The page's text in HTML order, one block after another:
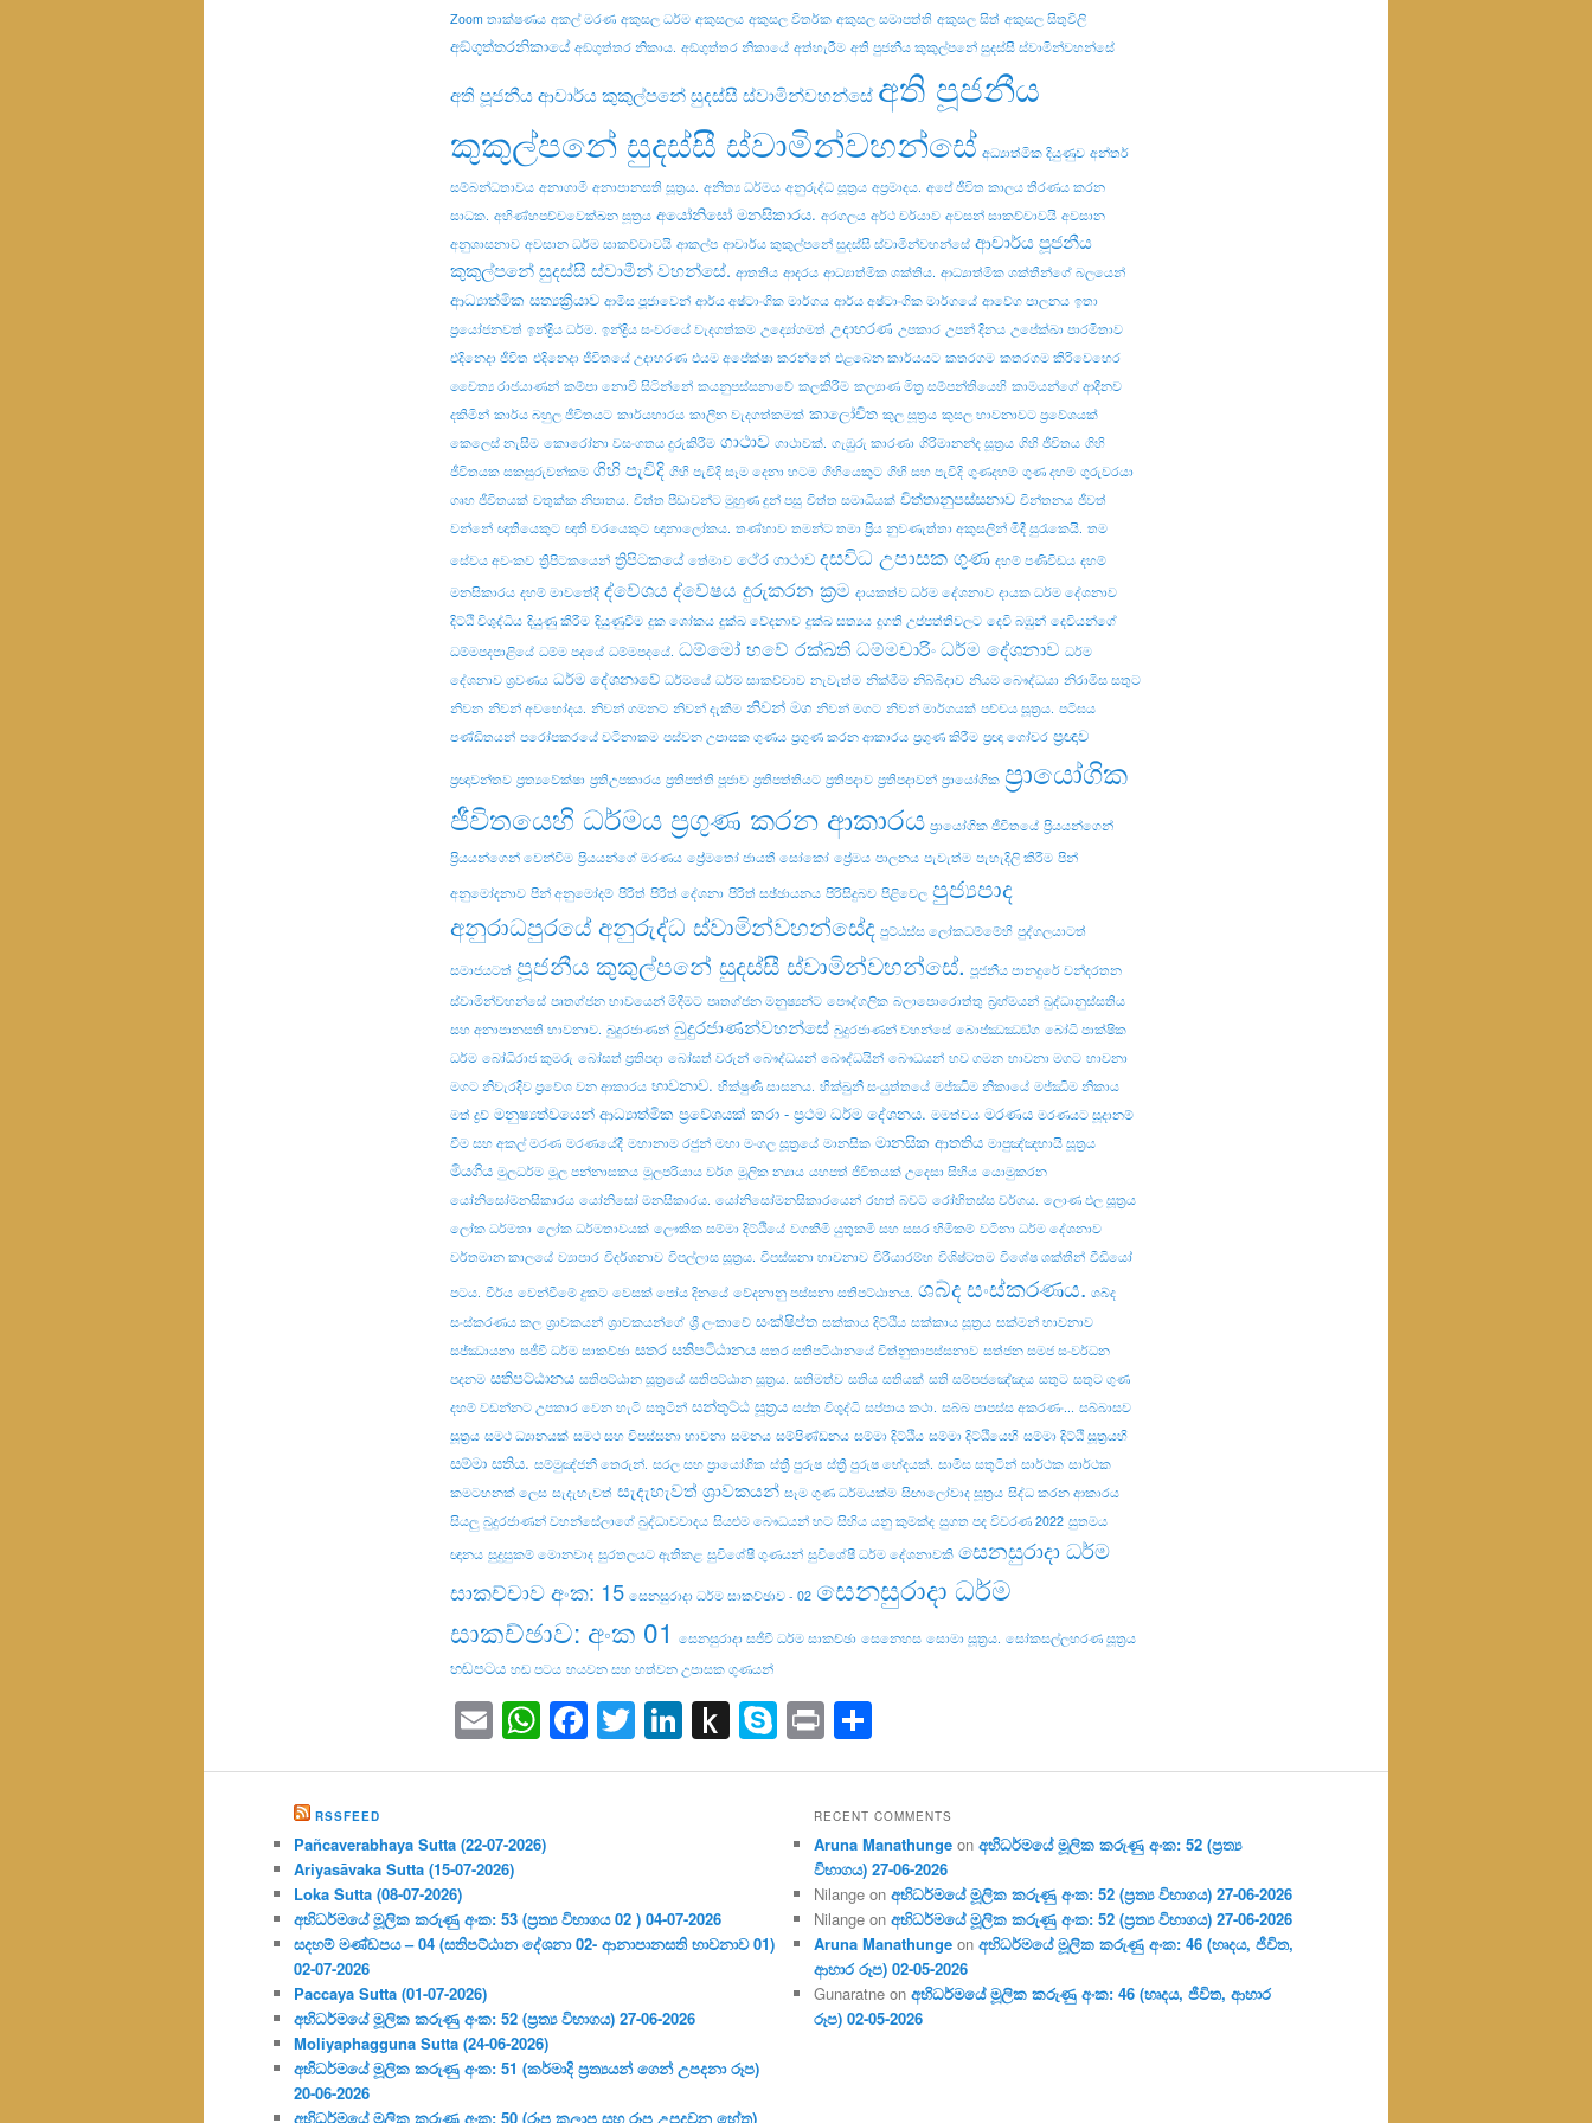
Zoom තාක්ෂණය අකල් මරණ අකුසල ධර්ම අකුසලය අකුසල විතර්ක අකුසල සමාපත්ති අකුසල සිත් අකුසල සිතුවිලි
අඞ්ගුත්තරනිකායේ අඞ්‌ගුත්‌තර නිකාය. අඞ්‌ගුත්‌තර නිකායේ අත්හැරීම අති පුජනීය කුකුල්පනේ සුදස්සී ස්වාමින්වහන්සේ
අති පූජනීය ආචාර්ය කුකුල්පනේ සුදස්සී ස්වාමින්වහන්සේ අති පූජනීය
කුකුල්පනේ සුදස්සී ස්වාමින්වහන්සේ අධ්‍යාත්මික දියුණුව අන්තර්
සම්බන්ධතාවය අනාගාමී අනාපානසති සූත්‍රය. අනිත්‍ය ධර්මය අනුරුද්ධ සූත්‍රය අප්‍රමාදය. අපේ ජීවිත කාලය තීරණය කරන
සාධක. අභිණ්හපච්චවෙක්ඛන සූත්‍රය අයෝනිසෝ මනසිකාරය. අරගලය අර්ථ චර්යාව අවසන් සාකච්චාවයි අවසාන
අනුශාසනාව අවසාන ධර්ම සාකච්චාවයි ආකල්ප ආචාර්ය කුකුල්පනේ සුදස්සී ස්වාමින්වහන්සේ ආචාර්ය පූජනීය
කුකුල්පනේ සුදස්සී ස්වාමීන් වහන්සේ. ආතතිය ආදරය ආධ්‍යාත්මික ශක්තිය. ආධ්‍යාත්මික ශක්තීන්ගේ බලයෙන්
ආධ්‍යාත්මික සත්‍යක්‍රියාව ආමිස පූජාවෙන් ආර්ය අෂ්ටාංගික මාර්ගය ආර්ය අෂ්ටාංගික මාර්ගයේ ආවේග පාලනය ඉතා
ප්‍රයෝජනවත් ඉන්ද්‍රිය ධර්ම. ඉන්ද්‍රිය සංවරයේ වැදගත්කම උද්‍යෝගමත් උදාහරණ උපකාර උපන් දිනය උපේක්ඛා පාරමිතාව
එදිනෙදා ජීවිත එදිනෙදා ජීවිතයේ උදාහරණ එයම අපේක්ෂා කරන්නේ එළබෙන කාර්යයට කතරගම කතරගම කිරිවෙහෙර
චෛත්‍ය රාජයාණන් කම්පා නොවී සිටින්නේ කයනුපස්සනාවේ කලකිරීම කල්‍යාණ මිත්‍ර සම්පන්තියෙහි කාමයන්ගේ ආදීනව
දකිමින් කාර්ය බහුල ජීවිතයට කාර්යභාරය කාලීන වැදගත්කමක් කාලෝචිත කුල සූත්‍රය කුසල භාවනාවට ප්‍රවේශයක්
කෙලෙස් නැසීම කොරෝනා වසංගතය දුරුකිරීම ගාථාව ගාථාවක්. ගැඹුරු කාරණා ගිරිමානන්ද සූත්‍රය ගිහි ජීවිතය ගිහි
ජීවිතයක සකසුරුවන්කම ගිහි පැවිදි ගිහි පැවිදි සෑම දෙනා හටම ගිහියෙකුට ගිහි සහ පැවිදි ගුණදහම් ගුණ දහම් ගුරුවරයා
ගෘහ ජීවිතයක් චතුක්ක නිපාතය. චිත්ත පීඩාවන්ට මුහුණ දුන් පසු චිත්ත සමාධියක් චිත්තානුපස්සනාව චින්තනය ජීවත්
වන්නේ ඥාතියෙකුට ඥාති වරයෙකුට ඥානාලෝකය. තණ්හාව තමන්ට තමා ප්‍රිය නුවණැත්තා අකුසලින් මිදී සුරැකෙයි. තම
සේවය අවංකව ත්‍රිපිටකයෙන් ත්‍රිපිටකයේ තේමාව ථේර ගාථාව දසවිධ උපාසක ගුණ දහම් පණිවිඩය දහම්
මනසිකාරය දහම් මාවතේදී ද්වේශය ද්වේෂය දුරුකරන ක්‍රම දායකත්ව ධර්ම දේශනාව දායක ධර්ම දේශනාව
දිට්ඨි විශුද්ධිය දියුණු කිරීම දියුණුවීම දුක ශෝකය දුක්ඛ වේදනාව දුක්ඛ සත්‍යය දුගති උප්පත්තිවලට දෙවි බඹුන් දෙවියන්ගේ
ධම්මපදපාළියේ ධම්ම පදයේ ධම්මපදයේ. ධම්මෝ හවේ රක්ඛති ධම්මචාරිංධර්ම දේශනාව ධර්ම
දේශනාව ශ්‍රවණය ධර්ම දේශනාවේ ධර්මයේ ධර්ම සාකච්චාව නැවැත්ම නික්මීම නිබ්බිදාව නියම බෞද්ධයා නිරාමිස සතුට
නිවන නිවන් අවභෝදය. නිවන් ගමනට නිවන් දැකීම නිවන් මග නිවන් මගට නිවන් මාර්ගයක් පච්‌චය සූත්‍රය. පටිඝය
පණ්ඩිතයන් පරෝපකරයේ වටිනාකම පස්වන උපාසක ගුණය ප්‍රගුණ කරන ආකාරය ප්‍රගුණ කිරීම ප්‍රඥා ගෝචර ප්‍රඥාව
ප්‍රඥාවන්තව ප්‍රත්‍යවේක්ෂා ප්‍රතිඋපකාරය ප්‍රතිපත්ති පූජාව ප්‍රතිපත්තියට ප්‍රතිපදාව ප්‍රතිපදාවන් ප්‍රායෝගික ප්‍රායෝගික
ජීවිතයෙහි ධර්මය ප්‍රගුණ කරන ආකාරය ප්‍රායෝගික ජීවිතයේ ප්‍රියයන්ගෙන්
ප්‍රියයන්ගෙන් වෙන්වීම ප්‍රියයන්ගේ මරණය ප්‍රේමතෝ ජායතී සෝකෝ ප්‍රේමය පාලනය පැවැත්ම පැහැදිලි කිරීම පින්
අනුමෝදනාව පින් අනුමෝදම් පිරිත් පිරිත් දේශනා පිරිත් සඡ්ඡායනය පිරිසිදුබව පිළිවෙල පුජ්‍යපාද
අනුරාධපුරයේ අනුරුද්ධ ස්වාමින්වහන්සේද පුට්ඨස්ස ලෝකධම්මේහි පුද්ගලයාටත්
සමාජයටත් පූජනීය කුකුල්පනේ සුදස්සී ස්වාමින්වහන්සේ. පූජනීය පානදුරේ චන්දරතන
ස්වාමින්වහන්සේ පෘතග්ජන භාවයෙන් මිදීමට පෘතග්ජන මනුෂ්‍යන්ට පෞද්ගලික බලාපොරොත්තු බ්‍රහ්මයන් බුද්ධානුස්සතිය
සහ අනාපානසති භාවනාව. බුදුරජාණන් බුදුරජාණන්වහන්සේ බුදුරජාණන් වහන්සේ බොජ‍්ඣඣඞ‍්ග බෝධි පාක්ෂික
ධර්ම බෝධිරාජ කුමරු බෝසත් ප්‍රතිපදා බෝසත් වරුන් බෞද්ධයන් බෞද්ධයින් බෞධයන් භව ගමන භාවනා මගට භාවනා
මගට නිවැරදිව ප්‍රවේශ වන ආකාරය භාවනාව. භික්ෂුණී සාසනය. භික්‌ඛුනී සංයුත්‌තයේ මජ්ඣිම නිකායේ මජ්‌ඣිම නිකාය
මත් ද්‍රව්‍ මනුෂ්‍යත්වයෙන් ආධ්‍යාත්මික ප්‍රවේශයක් කරා - ප්‍රථම ධර්ම දේශනය. මමත්වය මරණය මරණයට සූදානම්
වීම සහ අකල් මරණ මරණයේදී මහානාම රජුන් මහා මංගල සූත්‍රයේ මානසික මානසික ආතතිය මාපුඤ්ඤභායි සූත්‍රය
මියගිය මුලධර්ම මූල පන්නාසකය මූලපරියාය වර්ග මූලික න්‍යාය යහපත් ජීවිතයක් උදෙසා සිහිය යොමුකරන
යෝනිසෝමනසිකාරය යෝනිසෝ මනසිකාරය. යෝනිසෝමනසිකාරයෙන් රහත් බවට රෝහිතස්‌ස වර්ගය. ලොණ ඵල සූත්‍රය
ලෝක ධර්මතා ලෝක ධර්මතාවයක් ලෞකික සම්මා දිට්ඨියේ වගකීමි යුතුකමි සහ සසර හිමිකම් වටිනා ධර්ම දේශනාව
වර්තමාන කාලයේ ව්‍යාපාර විදර්ශනාව විපල්‌ලාස සූත්‍රය. විපස්සනා භාවනාව විරීයාරම්භ විශිෂ්ටතම විශේෂ ශක්තීන් වීඩියෝ
පටය. වීර්ය වෙන්වීමේ දුකට වෙසක් පෝය දිනයේ වේදනානු පස්සනා සතිපට්ඨානය. ශබ්ද සංස්කරණය. ශබ්ද
සංස්කරණය කල ශ්‍රාවකයන් ශ්‍රාවකයන්ගේ ශ්‍රී ලංකාවේ සංක්ෂිප්ත සක්කාය දිට්ඨිය සක්කාය සූත්‍රය සක්මන් භාවනාව
සජ්ඣායනා සජීවී ධර්ම සාකච්ඡා සතර සතිපටිඨානය සතර සතිපටිඨානයේ චිත්නුතාපස්සනාව සත්ජන සමජ සංවර්ධන
පදනම සතිපට්ඨානය සතිපට්ඨාන සූත්‍රයේ සතිපට්‌ඨාන සූත්‍රය. සතිමත්ව සතිය සතියක් සති සම්පජඤේඤය සතුට සතුට ගුණ
දහම් වඩන්නට උපකාර වෙන හැටි සතුටින් සන්තුට්ඨ සූත්‍රය සප්ත විශුද්ධි සප්පාය කථා. සබ්බ පාපස්ස අකරණං... සබ්බාසව
සූත්‍රය සමථ ධ්‍යානයක් සමථ සහ විපස්සනා භාවනා සමනය සම්පිණ්ඩනය සම්මා දිට්ඨිය සම්මා දිට්ඨියෙහි සම්මා දිට්ඨි සූත්‍රයහි
සම්මා සතිය. සම්මුඤ්ජනී තෙරුන්. සරල සහ ප්‍රායෝගික ස්ත්‍රී පුරුෂ ස්ත්‍රී පුරුෂ භේදයක්. සාමිස සතුටින් සාර්ථක සාර්ථක
කමටහනක් ලෙස සැදැහැවත් සැදැහැවත් ශ්‍රාවකයන් සෑම ගුණ ධර්මයක්ම සිඟාලෝවාද සූත්‍රය සිද්ධ කරන ආකාරය
සියලු බුදුරජාණන් වහන්සේලාගේ බුද්ධාවවාදය සියළුම බෞධයන් හට සිහිය යනු කුමක්ද සුගත පද විවරණ 2022 සුතමය
ඥානය සුදුසුකම් මොනවාද සුරතලයට ඇතිකළ සුවිශේෂී ගුණයන් සුවිශේෂී ධර්ම දේශනාවකි සෙනසුරාදා ධර්ම
සාකච්චාව අංක: 15 සෙනසුරාදා ධර්ම සාකච්ඡාව - 02 සෙනසුරාදා ධර්ම
සාකච්ඡාව: අංක 01 සෙනසුරාදා සජීවී ධර්ම සාකච්ඡා සෙනෙහස සොමා සූත්‍රය. සෝකසල්ලහරණ සූත්‍රය
හඬපටය හඬ පටය හයවන සහ හත්වන උපාසක ගුණයන්
EmailWhatsApp
Facebook
Twitter
LinkedIn
Push
to
Kindle
Skype
PrintShare
RSSFEED
Pañcaverabhaya Sutta (22-07-2026)
Ariyasāvaka Sutta (15-07-2026)
Loka Sutta (08-07-2026)
අභිධර්මයේ මූලික කරුණු අංක: 53 (ප්‍ර‍ත්‍ය විභාගය 02 ) 04-07-2026
සදහම් මණ්ඩපය – 04 (සතිපට්ඨාන දේශනා 02- ආනාපානසති භාවනාව 01)
02-07-2026
Paccaya Sutta (01-07-2026)
අභිධර්මයේ මූලික කරුණු අංක: 52 (ප්‍ර‍ත්‍ය විභාගය) 27-06-2026
Moliyaphagguna Sutta (24-06-2026)
අභිධර්මයේ මූලික කරුණු අංක: 51 (කර්මාදි ප්‍ර‍ත්‍යයන් ගෙන් උපදනා රූප)
20-06-2026
අභිධර්මයේ මූලික කරුණු අංක: 50 (රූප කලාප සහ රූප උපදවන හේතු)
RECENT COMMENTS
Aruna Manathunge onඅභිධර්මයේ මූලික කරුණු අංක: 52 (ප්‍ර‍ත්‍ය
විභාගය) 27-06-2026
Nilange onඅභිධර්මයේ මූලික කරුණු අංක: 52 (ප්‍ර‍ත්‍ය විභාගය) 27-06-2026
Nilange onඅභිධර්මයේ මූලික කරුණු අංක: 52 (ප්‍ර‍ත්‍ය විභාගය) 27-06-2026
Aruna Manathunge onඅභිධර්මයේ මූලික කරුණු අංක: 46 (හෘදය, ජීවිත,
ආහාර රූප) 02-05-2026
Gunaratne onඅභිධර්මයේ මූලික කරුණු අංක: 46 (හෘදය, ජීවිත, ආහාර
රූප) 02-05-2026